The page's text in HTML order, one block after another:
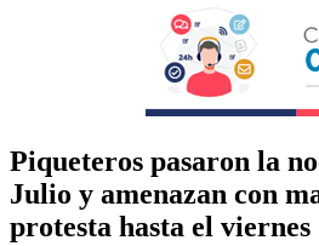
Piqueteros pasaron la
Julio y amenazan con
protesta hasta el viernes